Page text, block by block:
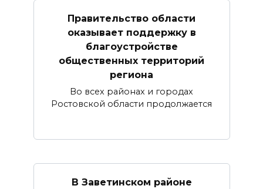
Правительство области
оказывает поддержку в
благоустройстве
общественных территорий
региона
Во всех районах и городах
Ростовской области продолжается
В Заветинском районе